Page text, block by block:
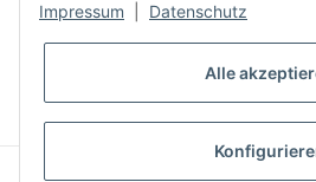
Impressum Datenschutz
Alle
WIDERRUFSBUTTON
© Reitzeuch